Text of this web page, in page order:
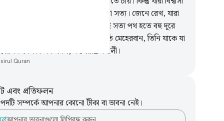
তাকে ভয় করে আর তারা জানে যে, তা সত্য। জেনে রেখ, যারা
সম্পর্কে বিতর্ক করে, তারা স্পষ্টতই সত্য পথ হতে বহু দূরে
আল্লাহ তাঁর বান্দাহদের প্রতি মেহেরবান, তিনি যাকে যা
রিযক দেন। তিনি প্রবল, মহাপরাক্রমশালী।
Quran
এবং প্রতিফলন
সম্পর্কে আপনার কোনো টীকা বা ভাবনা নেই।